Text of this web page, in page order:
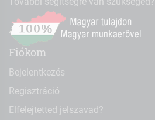
Fiókom
Bejelentkezés
Regisztráció
Elfelejtetted jelszavad?